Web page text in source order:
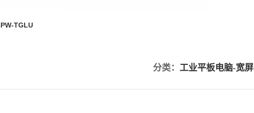
TGLU
分类： 工业平板电脑-宽屏